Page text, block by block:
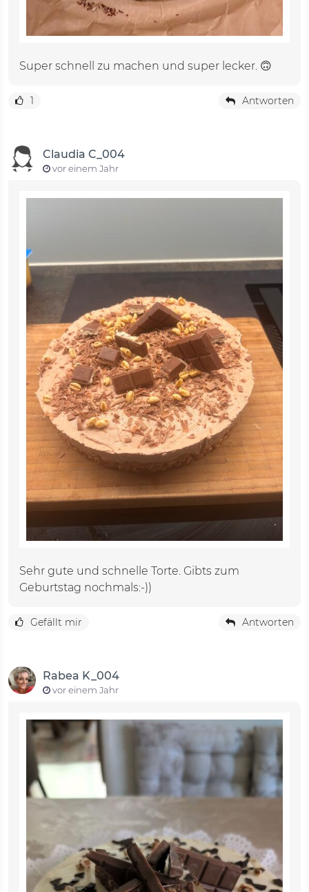
Super schnell zu machen und super lecker. 🙃
1 Antworten
Claudia C_004
vor einem Jahr
Sehr gute und schnelle Torte. Gibts zum
Geburtstag nochmals:-))
Gefällt mir Antworten
Rabea K_004
vor einem Jahr